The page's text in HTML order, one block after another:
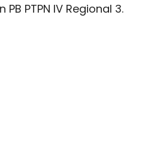
PTPN IV Regional 3.